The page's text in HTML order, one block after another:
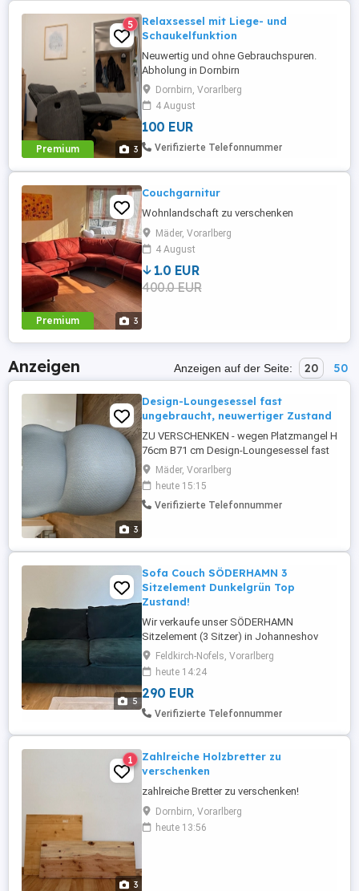
Premium 3
5
Relaxsessel mit Liege- und
Schaukelfunktion
Neuwertig und ohne Gebrauchspuren.
Abholung in Dornbirn
Dornbirn, Vorarlberg
4 August
100 EUR
Verifizierte Telefonnummer
Premium 3
Couchgarnitur
Wohnlandschaft zu verschenken
Mäder, Vorarlberg
4 August
1.0 EUR
400.0 EUR
Anzeigen Anzeigen auf der Seite: 20 50
3
Design-Loungesessel fast
ungebraucht, neuwertiger Zustand
ZU VERSCHENKEN - wegen Platzmangel H
76cm B71 cm Design-Loungesessel fast
ungebraucht, neuwertiger Zustand
Verkaufe einen modernen Design-
Loungesessel mit außergewöhnlicher,
organischer Form. Der Sessel wurde
Polsterung und ...
Mäder, Vorarlberg
heute 15:15
Verifizierte Telefonnummer
5
Sofa Couch SÖDERHAMN 3
Sitzelement Dunkelgrün Top
Zustand!
Wir verkaufe unser SÖDERHAMN
Sitzelement (3 Sitzer) in Johanneshov
Dunkelgrün von IKEA. Das Möbelstück
wurde vor einem Jahr neu bezogen, ist
sehr gepflegt. Der Bezug ist hochwertig,
angenehm weich und die Farbe wirkt
modern und warm. Das Sitzelement ist
SÖDERHAMN-Tiefe ...
Feldkirch-Nofels, Vorarlberg
heute 14:24
290 EUR
Verifizierte Telefonnummer
3
1
Zahlreiche Holzbretter zu
verschenken
zahlreiche Bretter zu verschenken!
Dornbirn, Vorarlberg
heute 13:56